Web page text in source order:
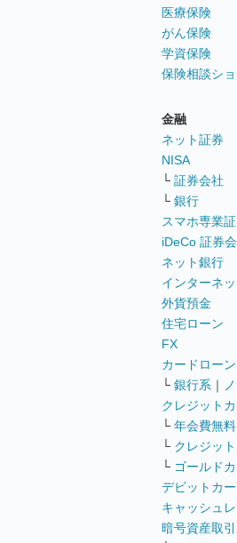
医療保険
がん保険
学資保険
保険相談シ
金融
ネット証券
NISA
└ 証券会社
└ 銀行
スマホ専業
iDeCo 証券
ネット銀行
インターネ
外貨預金
住宅ローン
FX
カードローン
└ 銀行系 ｜
クレジット
└ 年会費無料
└ クレジッ
└ ゴールド
デビットカー
キャッシュ
暗号資産取